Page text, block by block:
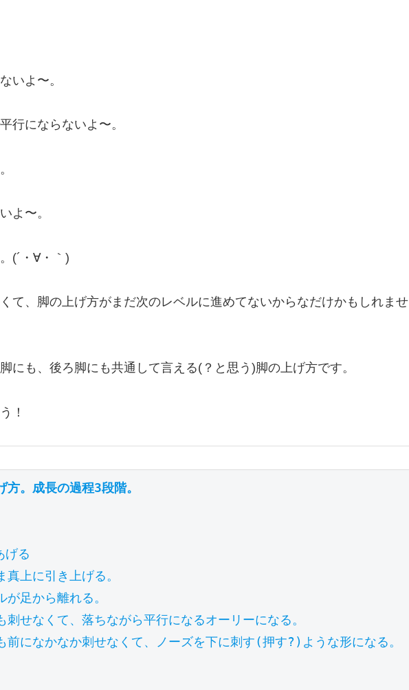
いよ〜。
行にならないよ〜。
よ〜。
(´・∀・｀)
て、脚の上げ方がまだ次のレベルに進めてないからなだけかもしれませ
にも、後ろ脚にも共通して言える(？と思う)脚の上げ方です。
！
。成長の過程3段階。
げる
上に引き上げる。
足から離れる。
せなくて、落ちながら平行になるオーリーになる。
前になかなか刺せなくて、ノーズを下に刺す(押す?)ような形になる。